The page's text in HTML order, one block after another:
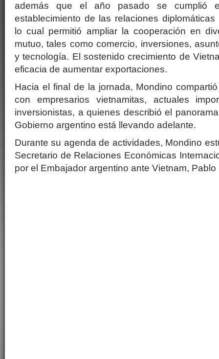
además que el año pasado se cumplió
establecimiento de las relaciones
lo cual permitió ampliar la cooperación en
mutuo, tales como comercio, inversiones,
y tecnología. El sostenido crecimiento de
eficacia de aumentar exportaciones.
Hacia el final de la jornada, Mondino
con empresarios vietnamitas, actuales
inversionistas, a quienes describió el
Gobierno argentino está llevando adelante.
Durante su agenda de actividades, Mondino
Secretario de Relaciones Económicas
por el Embajador argentino ante Vietnam, Pablo